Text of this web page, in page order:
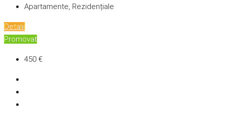
Apartamente, Rezidențiale
Detalii
Promovat
450 €